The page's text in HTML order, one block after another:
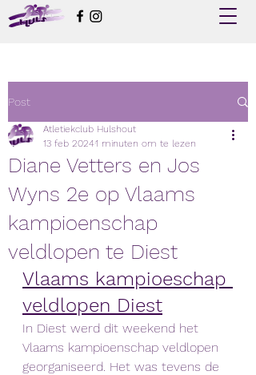
Post
Diane Vetters en Jos
Wyns 2e op Vlaams
kampioenschap
veldlopen te Diest
Atletiekclub Hulshout
13 feb 20241 minuten om te lezen
Vlaams kampioeschap
veldlopen Diest
In Diest werd dit weekend het
Vlaams kampioenschap veldlopen
georganiseerd. Het was tevens de